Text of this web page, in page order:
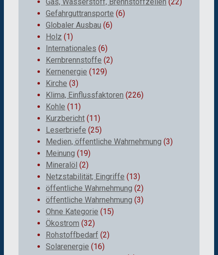
Gefahrguttransporte (6)
Globaler Ausbau (6)
Holz (1)
Internationales (6)
Kernbrennstoffe (2)
Kernenergie (129)
Kirche (3)
Klima, Einflussfaktoren (226)
Kohle (11)
Kurzbericht (11)
Leserbriefe (25)
Medien, öffentliche Wahrnehmung (3)
Meinung (19)
Mineralöl (2)
Netzstabilität; Eingriffe (13)
öffentliche Wahrnehmung (2)
öffentliche Wahrnehmung (3)
Ohne Kategorie (15)
Ökostrom (32)
Rohstoffbedarf (2)
Solarenergie (16)